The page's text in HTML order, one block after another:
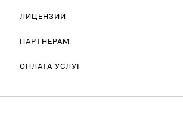
ЛИЦЕНЗИИ
ПАРТНЕРАМ
ОПЛАТА УСЛУГ